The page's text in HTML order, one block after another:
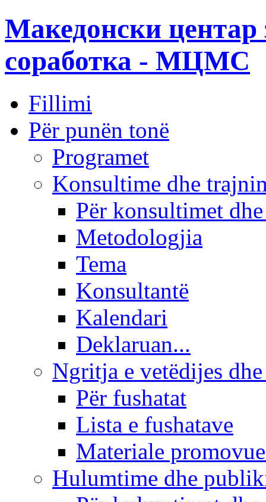
Македонски центар
соработка - МЦМС
Fillimi
Për punën tonë
Programet
Konsultime dhe
Për konsultimet
Metodologjia
Tema
Konsultantë
Kalendari
Deklaruan...
Ngritja e vetëdijes
Për fushatat
Lista e fushatave
Materiale
Hulumtime dhe